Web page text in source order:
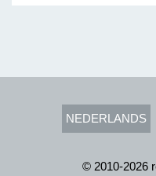
NEDERLANDS
© 2010-2026